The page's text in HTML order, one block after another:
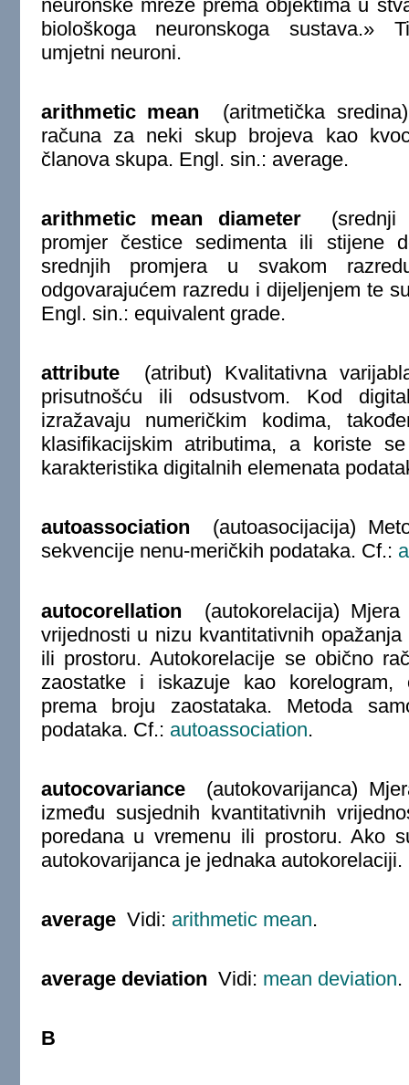
neuronske mreže prema objektima u
biološkoga neuronskoga sustava.»
umjetni neuroni.
arithmetic mean
(aritmetička
računa za neki skup brojeva kao
članova skupa. Engl. sin.: average.
arithmetic mean diameter(srednji
promjer čestice sedimenta ili stijene
srednjih promjera u svakom
odgovarajućem razredu i dijeljenjem te
Engl. sin.: equivalent grade.
attribute(atribut) Kvalitativna
prisutnošću ili odsustvom. Kod
izražavaju numeričkim kodima,
klasifikacijskim atributima, a koriste
karakteristika digitalnih elemenata
autoassociation
(autoasocijacija)
sekvencije nenu-meričkih podataka. Cf.:
autocorellation (autokorelacija) Mjera
vrijednosti u nizu kvantitativnih
ili prostoru. Autokorelacije se obično
zaostatke i iskazuje kao korelogram,
prema broju zaostataka. Metoda
podataka. Cf.: autoassociation.
autocovariance(autokovarijanca)
između susjednih kvantitativnih
poredana u vremenu ili prostoru. Ako
autokovarijanca je jednaka autokorelaciji.
averageVidi: arithmetic mean.
average deviation Vidi: mean deviation.
B